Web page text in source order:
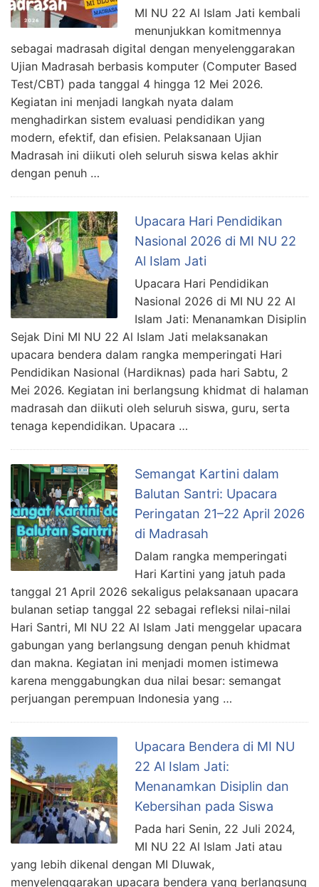
MI NU 22 Al Islam Jati kembali
menunjukkan komitmennya
sebagai madrasah digital dengan menyelenggarakan
Ujian Madrasah berbasis komputer (Computer Based
Test/CBT) pada tanggal 4 hingga 12 Mei 2026.
Kegiatan ini menjadi langkah nyata dalam
menghadirkan sistem evaluasi pendidikan yang
modern, efektif, dan efisien. Pelaksanaan Ujian
Madrasah ini diikuti oleh seluruh siswa kelas akhir
dengan penuh …
Upacara Hari Pendidikan
Nasional 2026 di MI NU 22
Al Islam Jati
Upacara Hari Pendidikan
Nasional 2026 di MI NU 22 Al
Islam Jati: Menanamkan Disiplin
Sejak Dini MI NU 22 Al Islam Jati melaksanakan
upacara bendera dalam rangka memperingati Hari
Pendidikan Nasional (Hardiknas) pada hari Sabtu, 2
Mei 2026. Kegiatan ini berlangsung khidmat di halaman
madrasah dan diikuti oleh seluruh siswa, guru, serta
tenaga kependidikan. Upacara …
Semangat Kartini dalam
Balutan Santri: Upacara
Peringatan 21–22 April 2026
di Madrasah
Dalam rangka memperingati
Hari Kartini yang jatuh pada
tanggal 21 April 2026 sekaligus pelaksanaan upacara
bulanan setiap tanggal 22 sebagai refleksi nilai-nilai
Hari Santri, MI NU 22 Al Islam Jati menggelar upacara
gabungan yang berlangsung dengan penuh khidmat
dan makna. Kegiatan ini menjadi momen istimewa
karena menggabungkan dua nilai besar: semangat
perjuangan perempuan Indonesia yang …
Upacara Bendera di MI NU
22 Al Islam Jati:
Menanamkan Disiplin dan
Kebersihan pada Siswa
Pada hari Senin, 22 Juli 2024,
MI NU 22 Al Islam Jati atau
yang lebih dikenal dengan MI Dluwak,
menyelenggarakan upacara bendera yang berlangsung